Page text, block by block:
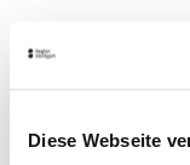
Diese Webseite